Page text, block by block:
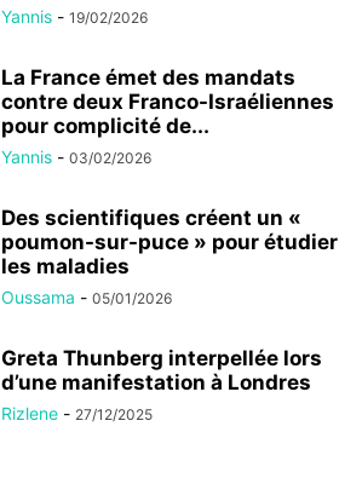
Yannis - 19/02/2026
La France émet des mandats
contre deux Franco-Israéliennes
pour complicité de...
Yannis - 03/02/2026
Des scientifiques créent un «
poumon-sur-puce » pour étudier
les maladies
Oussama - 05/01/2026
Greta Thunberg interpellée lors
d’une manifestation à Londres
Rizlene - 27/12/2025